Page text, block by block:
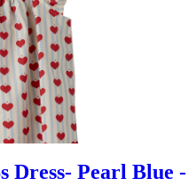
Dress- Pearl Blue -